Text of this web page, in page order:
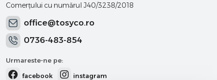
Comerţului cu numărul J40/3238/2018
office@tosyco.ro
0736-483-854
Urmareste-ne pe:
facebook
instagram